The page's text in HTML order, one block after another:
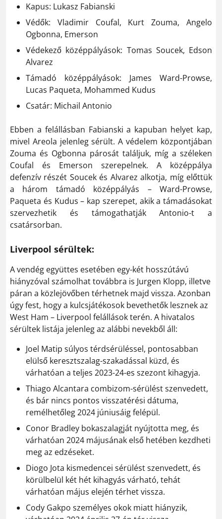
Kapus: Lukasz Fabianski
Védők: Vladimir Coufal, Kurt Zouma, Angelo
Ogbonna, Emerson
Védekező középpályások: Tomas Soucek, Edson
Alvarez
Támadó középpályások: James Ward-Prowse,
Lucas Paqueta, Mohammed Kudus
Csatár: Michail Antonio
Ebben a felállásban Fabianski a kapuban helyet kap,
mivel Areola jelenleg sérült. A védelem központjában
Zouma és Ogbonna párosát találjuk, míg a széleken
Coufal és Emerson szerepelnek. A középpálya
defenzív részét Soucek és Alvarez alkotja, míg előttük
a három támadó középpályás – Ward-Prowse,
Paqueta és Kudus – kap szerepet, akik a támadásokat
szervezhetik és támogathatják Antonio-t a
csatársorban.
Liverpool sérültek:
A vendég együttes esetében egy-két hosszútávú
hiányzóval számolhat továbbra is Jurgen Klopp, illetve
páran a közlejövőben térhetnek majd vissza. Azonban
úgy fest, hogy a kulcsjátékosok bevethetők lesznek az
West Ham – Liverpool felállások terén. A hivatalos
sérültek listája jelenleg az alábbi nevekből áll:
Joel Matip súlyos térdsérüléssel, pontosabban
elülső keresztszalag-szakadással küzd, és
várhatóan a teljes 2023-24-es szezont kihagyja.
Thiago Alcantara combizom-sérülést szenvedett,
és bár nincs pontos visszatérési dátuma,
remélhetőleg 2024 júniusáig felépül.
Conor Bradley bokaszalagját nyújtotta meg, és
várhatóan 2024 májusának első hetében kezdheti
meg az edzéseket.
Diogo Jota kismedencei sérülést szenvedett, és
körülbelül két hét kihagyás várható, tehát
várhatóan május elején térhet vissza.
Cody Gakpo személyes okok miatt hiányzik,